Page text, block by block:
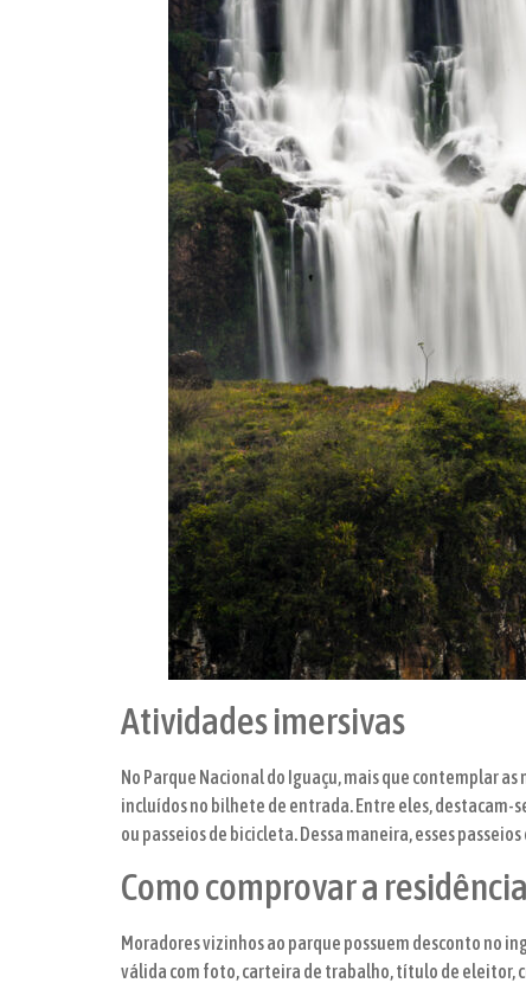
Atividades imersivas
No Parque Nacional do Iguaçu, mais que contemplar
incluídos no bilhete de entrada. Entre eles, destacam-
ou passeios de bicicleta. Dessa maneira, esses
Como comprovar a residência
Moradores vizinhos ao parque possuem desconto no
válida com foto, carteira de trabalho, título de eleitor,